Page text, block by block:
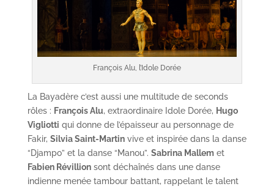
François Alu, l’Idole Dorée
La Bayadère c’est aussi une multitude de seconds
rôles : François Alu, extraordinaire Idole Dorée, Hugo
Vigliotti qui donne de l’épaisseur au personnage de
Fakir, Silvia Saint-Martinvive et inspirée dans la danse
“Djampo” et la danse “Manou”. Sabrina Mallemet
Fabien Révillionsont déchaînés dans une danse
indienne menée tambour battant, rappelant le talent